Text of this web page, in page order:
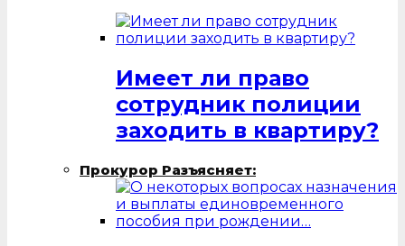
Имеет ли право
сотрудник полиции
заходить в квартиру?
Прокурор Разъясняет: